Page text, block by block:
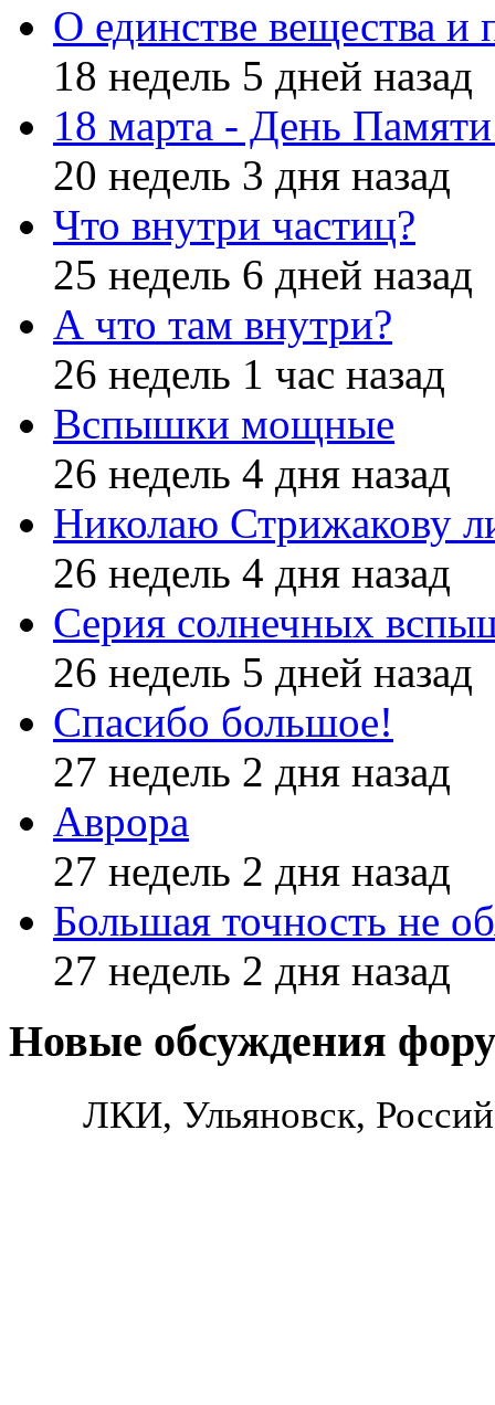
О единстве вещества и
18 недель 5 дней назад
18 марта - День
20 недель 3 дня назад
Что внутри частиц?
25 недель 6 дней назад
А что там внутри?
26 недель 1 час назад
Вспышки мощные
26 недель 4 дня назад
Николаю Стрижакову
26 недель 4 дня назад
Серия солнечных
26 недель 5 дней назад
Спасибо большое!
27 недель 2 дня назад
Аврора
27 недель 2 дня назад
Большая точность не
27 недель 2 дня назад
Новые обсуждения
ЛКИ, Ульяновск,